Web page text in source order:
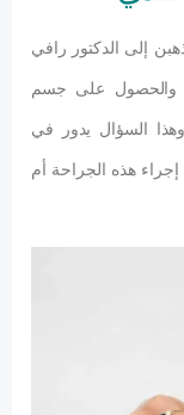
إلى الدكتور رافي
والحصول على جسم
أقل من 18 سنة، وهذا السؤال يدور في
هذه الجراحة أم